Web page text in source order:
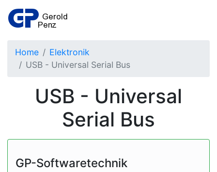
Home
Elektronik
USB - Universal Serial Bus
USB - Universal
Serial Bus
GP-Softwaretechnik